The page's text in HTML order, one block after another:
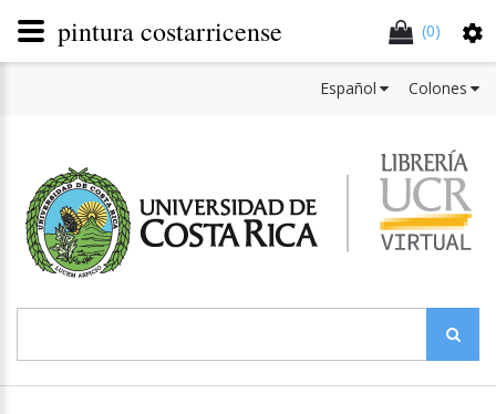
(0)
Colones
Español
pintura costarricense